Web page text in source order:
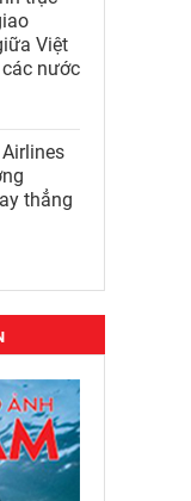
Việt
nước
thẳng